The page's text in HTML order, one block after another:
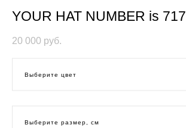
YOUR HAT NUMBER is 717
20 000 pуб.
Выберите цвет
Выберите размер, см